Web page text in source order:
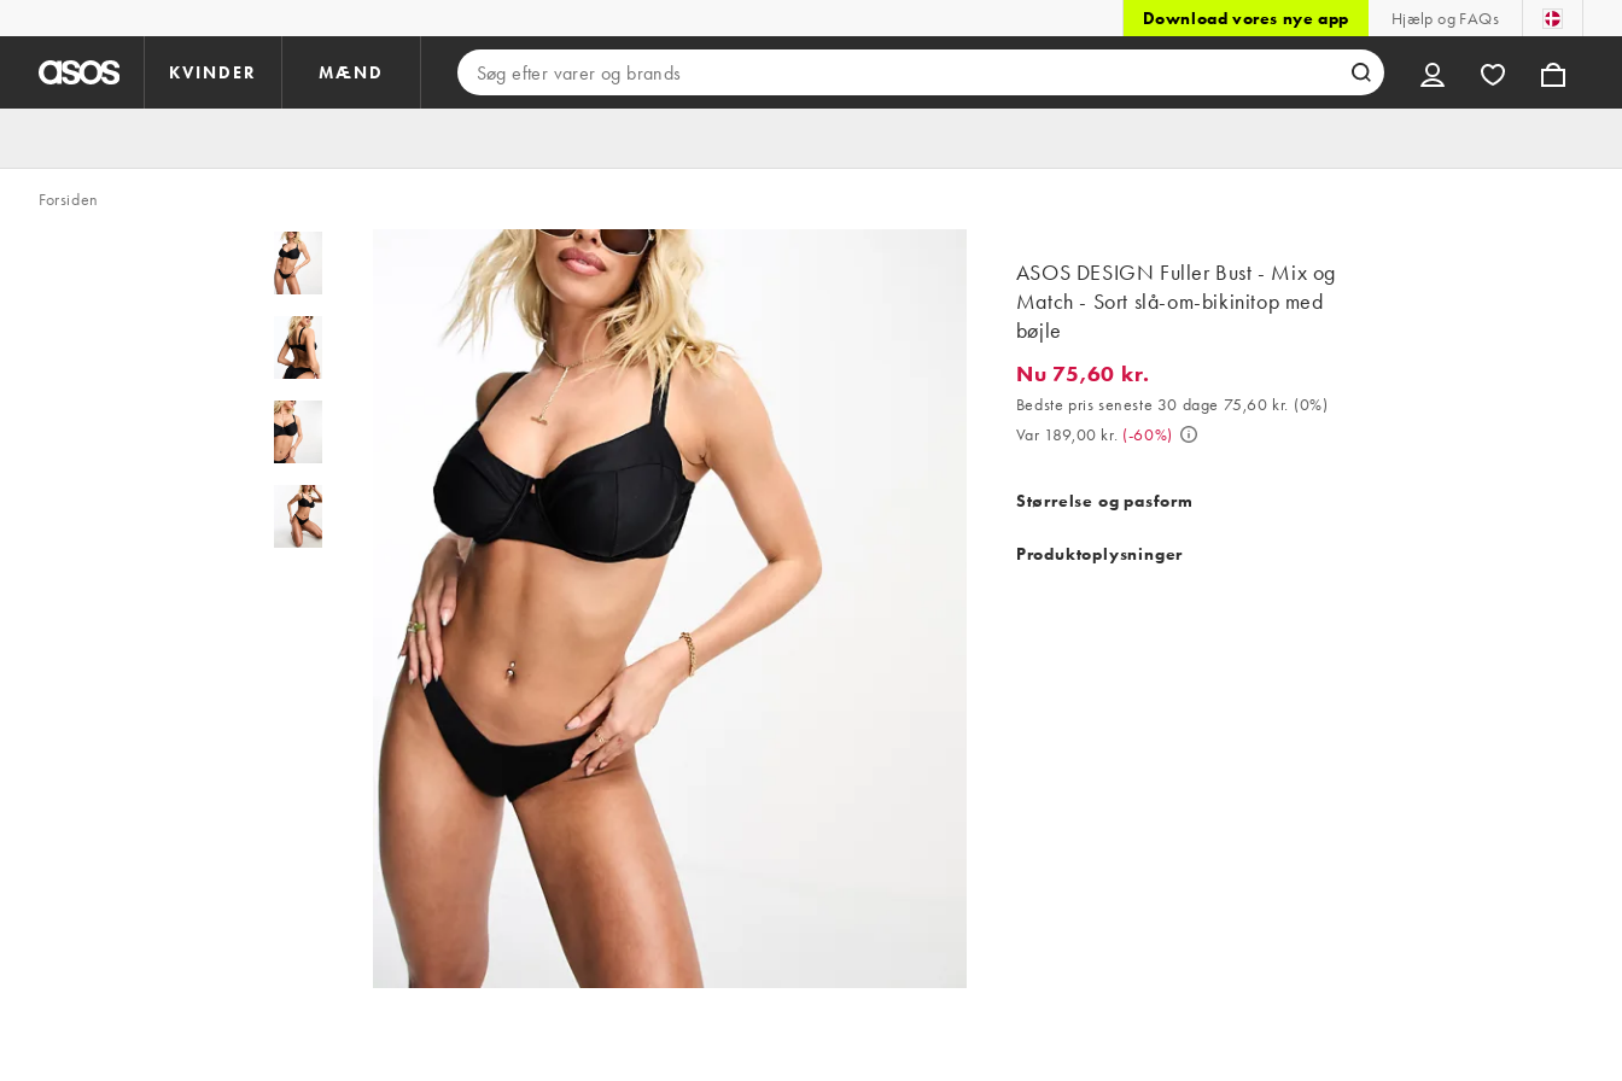
Download vores nye app Hjælp og FAQs
KVINDER MÆND
Forsiden
ASOS DESIGN Fuller Bust - Mix og
Match - Sort slå-om-bikinitop med
bøjle
Nu 75,60 kr.. Bedste pris seneste 30 dage 75,60 kr. (0%). Var 189,00 kr..
Nu 75,60 kr.
Bedste pris seneste 30 dage 75,60 kr. (0%)
Var 189,00 kr. (-60%)
Størrelse og pasform
Produktoplysninger